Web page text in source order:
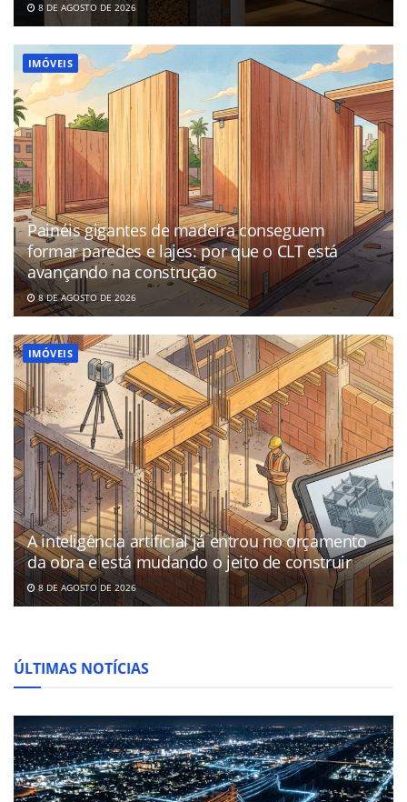
8 DE AGOSTO DE 2026
IMÓVEIS
Painéis gigantes de madeira conseguem
formar paredes e lajes: por que o CLT está
avançando na construção
8 DE AGOSTO DE 2026
IMÓVEIS
A inteligência artificial já entrou no orçamento
da obra e está mudando o jeito de construir
8 DE AGOSTO DE 2026
ÚLTIMAS NOTÍCIAS